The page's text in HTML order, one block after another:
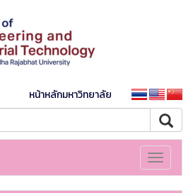
หน้าหลักมหาวิทยาลัย
Toggle